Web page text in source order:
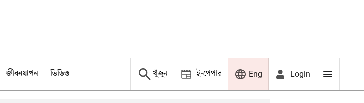
জীবনযাপন ভিডিও খুঁজুন ই-পেপার Eng Login